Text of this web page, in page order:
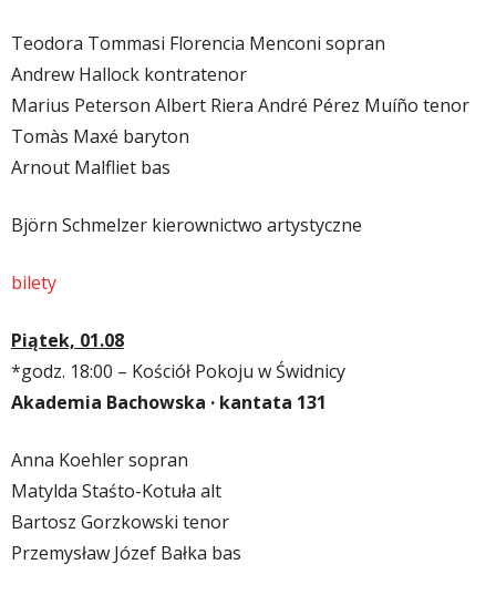
Teodora Tommasi Florencia Menconi sopran
Andrew Hallock kontratenor
Marius Peterson Albert Riera André Pérez Muíño tenor
Tomàs Maxé baryton
Arnout Malfliet bas
Björn Schmelzer kierownictwo artystyczne
bilety
Piątek, 01.08
*godz. 18:00 – Kościół Pokoju w Świdnicy
Akademia Bachowska · kantata 131
Anna Koehler sopran
Matylda Staśto-Kotuła alt
Bartosz Gorzkowski tenor
Przemysław Józef Bałka bas